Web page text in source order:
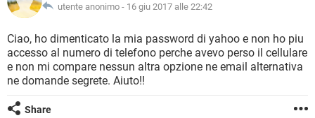
TIKTOK FACEBOOK
INSTAGRAM
TIKTOK FACEBOOK
HARDWARE
INTRATTENIMENTO ANDROID
INSTAGRAM WHATSAPP
TIKTOK
HARDWARE
COVID-19
INTRATTENIMENTO ANDROID
iOS WINDOWS 10
TIKTOK
utente anonimo - 16 giu 2017 alle 22:42
Ciao, ho dimenticato la mia password di yahoo e non ho piu
accesso al numero di telefono perche avevo perso il cellulare
e non mi compare nessun altra opzione ne email alternativa
ne domande segrete. Aiuto!!
Share